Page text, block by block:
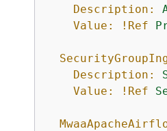
Description:
Value:
!Ref
Description:
Value:
!Ref